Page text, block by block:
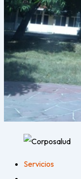
Servicios